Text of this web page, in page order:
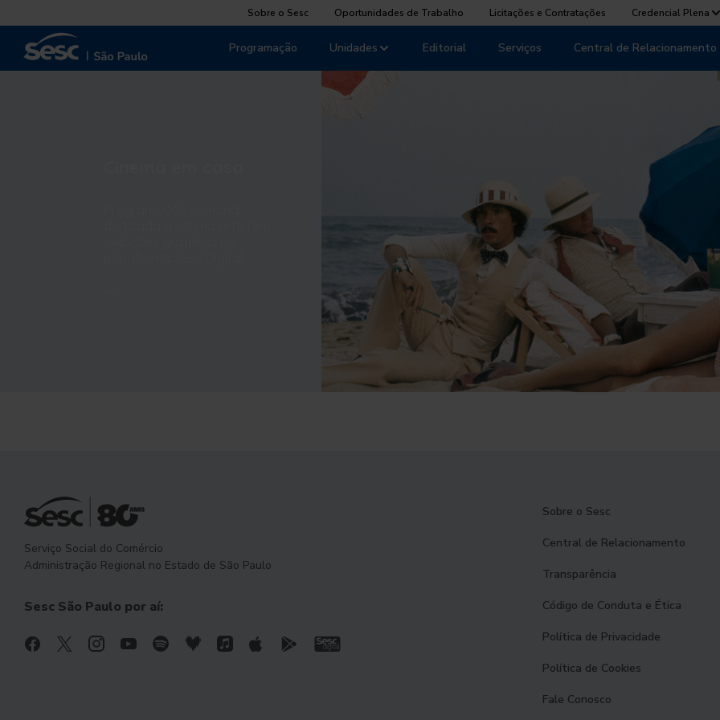
Sobre o Sesc Oportunidades de Trabalho Licitações e Contratações Credencial Plena
Unidades
Programação Editorial Serviços Central de Relacionamento
Serviço Social do Comércio
Administração Regional no Estado de São Paulo
Sesc São Paulo por aí:
Sobre o Sesc
Central de Relacionamento
Transparência
Código de Conduta e Ética
Política de Privacidade
Política de Cookies
Fale Conosco